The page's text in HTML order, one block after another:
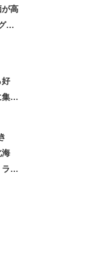
が高
上
ま
ン